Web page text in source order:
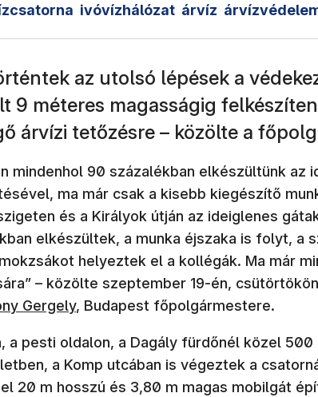
ivóvízhálózat árvíz
az utolsó lépések a
9 méteres magasságig
árvízi tetőzésre – közölte a
mindenhol 90 százalékban elkészültünk az
ma már csak a kisebb kiegészítő
és a Királyok útján az ideiglenes
elkészültek, a munka éjszaka is folyt, a
helyeztek el a kollégák. Ma már
– közölte szeptember 19-én, csütörtökön
Gergely, Budapest főpolgármestere.
a pesti oldalon, a Dagály fürdőnél közel
a Komp utcában is végeztek a
20 m hosszú és 3,80 m magas mobilgát